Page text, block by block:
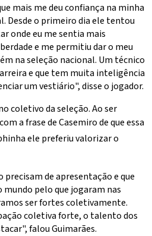
mais me deu confiança na minha
Desde o primeiro dia ele tentou
onde eu me sentia mais
e me permitiu dar o meu
na seleção nacional. Um técnico
e que tem muita inteligência
um vestiário", disse o jogador.
coletivo da seleção. Ao ser
a frase de Casemiro de que essa
ele preferiu valorizar o
precisam de apresentação e que
pelo que jogaram nas
ser fortes coletivamente.
coletiva forte, o talento dos
falou Guimarães.